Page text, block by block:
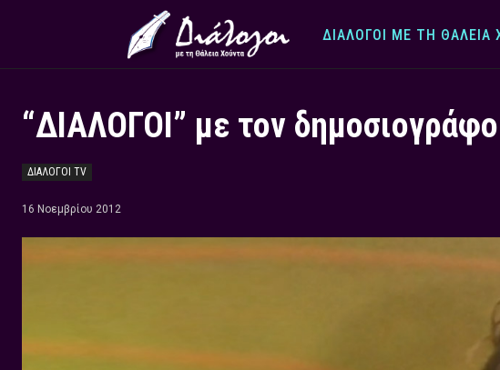
ΔΙΆΛΟΓΟΙ ΜΕ ΤΗ ΘΆΛΕΙΑ
“ΔΙΑΛΟΓΟΙ” με τον
ΔΙΑΛΟΓΟΙ TV
16 Νοεμβρίου 2012